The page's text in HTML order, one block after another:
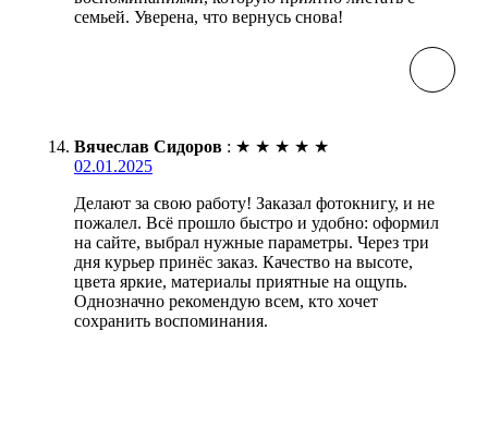
семьей. Уверена, что вернусь снова!
Вячеслав Сидоров : ★ ★ ★ ★ ★
02.01.2025
Делают за свою работу! Заказал фотокнигу, и не
пожалел. Всё прошло быстро и удобно: оформил
на сайте, выбрал нужные параметры. Через три
дня курьер принёс заказ. Качество на высоте,
цвета яркие, материалы приятные на ощупь.
Однозначно рекомендую всем, кто хочет
сохранить воспоминания.